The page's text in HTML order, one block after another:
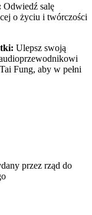
Odwiedź salę
o życiu i twórczości
Ulepsz swoją
Fung, aby w pełni
przez rząd do